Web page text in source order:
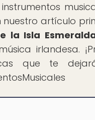
artículo
la Isla
irlandesa.
que te